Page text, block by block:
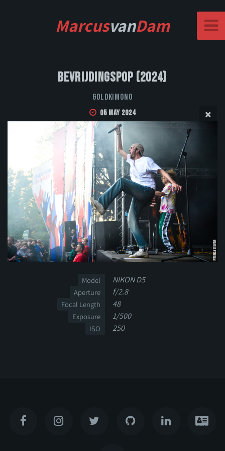
MarcusvanDam
Bevrijdingspop (2024)
Goldkimono
05 May 2024
Model NIKON D5
Aperture f/2.8
Focal Length 48
Exposure 1/500
ISO 250